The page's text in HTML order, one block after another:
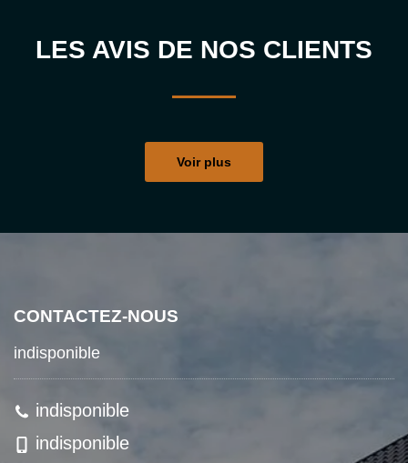
LES AVIS DE NOS CLIENTS
Voir plus
CONTACTEZ-NOUS
indisponible
indisponible
indisponible